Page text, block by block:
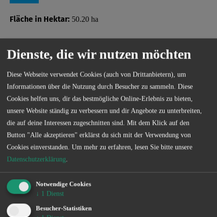
Fläche in Hektar: 50.20 ha
Kurzbezeichnung: Fuchsbruch und Mittelbruch bei Klein Kreutz
Bezeichnung: Fuchsbruch und Mittelbruch bei Klein Kreutz
Verbans- oder Verbandsvertragsgewässer: Verbandsgewässer
Sonder­bestimmungen
Die genauen Sonderbestimmungen eines jeden Gewässers
können Sie kostenlos in unserer App einsehen.
Dienste, die wir nutzen möchten
Diese Webseite verwendet Cookies (auch von Drittanbietern), um
Informationen über die Nutzung durch Besucher zu sammeln. Diese
Cookies helfen uns, dir das bestmögliche Online-Erlebnis zu bieten,
unsere Website ständig zu verbessern und dir Angebote zu unterbreiten,
die auf deine Interessen zugeschnitten sind. Mit dem Klick auf den
Button "Alle akzeptieren" erklärst du sich mit der Verwendung von
Cookies einverstanden. Um mehr zu erfahren, lesen Sie bitte unsere
Datenschutzerklärung.
Notwendige Cookies
↓ 1 Dienst
Besucher-Statistiken